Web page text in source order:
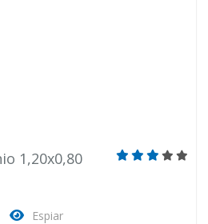
1,20x0,80
Espiar